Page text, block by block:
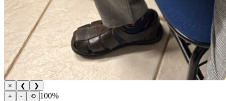
× ❮
❯
+
- ⟲ 100%